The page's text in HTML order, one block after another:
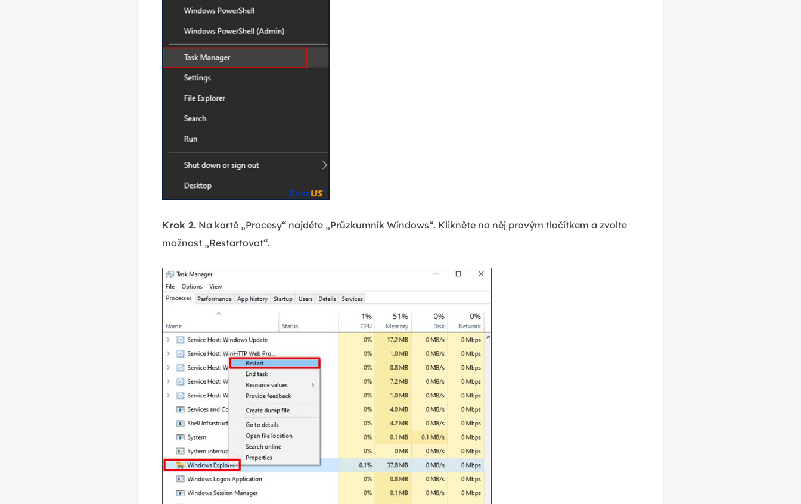
Krok 2. Na kartě „Procesy“ najděte „Průzkumník Windows“. Klikněte na něj pravým tlačítkem a zvolte
možnost „Restartovat“.